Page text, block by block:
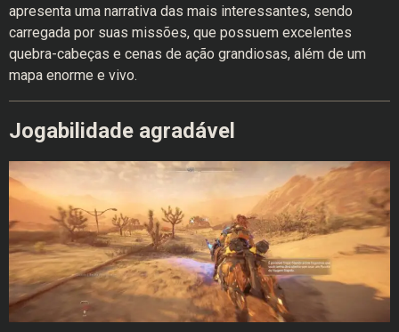
apresenta uma narrativa das mais interessantes, sendo
carregada por suas missões, que possuem excelentes
quebra-cabeças e cenas de ação grandiosas, além de um
mapa enorme e vivo.
Jogabilidade agradável